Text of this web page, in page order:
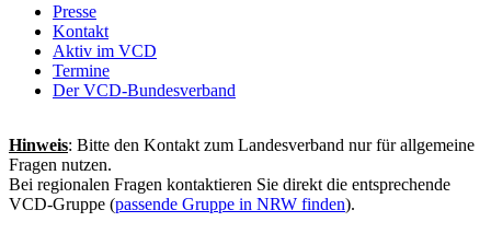
Presse
Kontakt
Aktiv im VCD
Termine
Der VCD-Bundesverband
Hinweis: Bitte den Kontakt zum Landesverband nur für allgemeine
Fragen nutzen.
Bei regionalen Fragen kontaktieren Sie direkt die entsprechende
VCD-Gruppe (passende Gruppe in NRW finden).